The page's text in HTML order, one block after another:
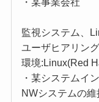
監視システム、
ユーザヒアリン
環境:Linux(Red
・某システムイ
NWシステムの